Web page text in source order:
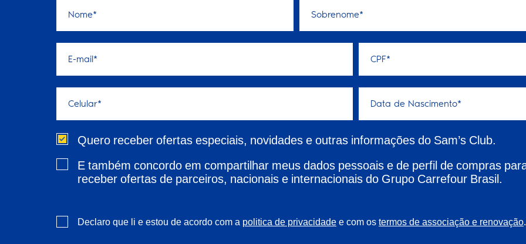
Quero receber ofertas especiais, novidades e outras informações do Sam’s Club.
E também concordo em compartilhar meus dados pessoais e de perfil de compras
receber ofertas de parceiros, nacionais e internacionais do Grupo Carrefour Brasil.
Declaro que li e estou de acordo com a politica de privacidade e com os termos de associação e renovação.